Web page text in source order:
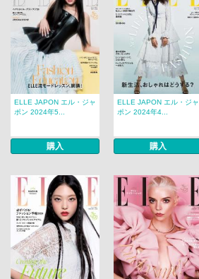
ELLE JAPON エル・ジャ
ポン 2024年5...
購入
ELLE JAPON エル・ジャ
ポン 2024年4...
購入